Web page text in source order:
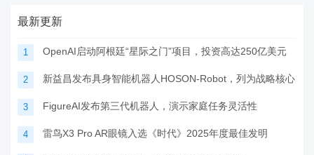
最新更新
1 OpenAI启动阿根廷“星际之门”项目，投资高达250亿美元
2 新益昌发布具身智能机器人HOSON-Robot，列为战略核心
3 FigureAI发布第三代机器人，演示家庭任务灵活性
4 雷鸟X3 Pro AR眼镜入选《时代》2025年度最佳发明